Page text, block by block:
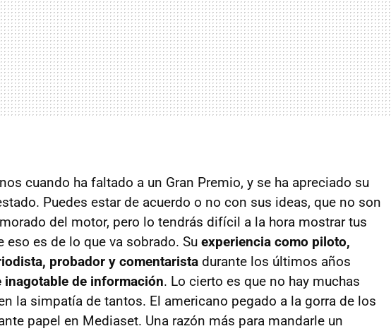
cuando ha faltado a un Gran Premio, y se ha apreciado su
Puedes estar de acuerdo o no con sus ideas, que no son
del motor, pero lo tendrás difícil a la hora mostrar tus
eso es de lo que va sobrado. Su experiencia como piloto,
probador y comentarista durante los últimos años
inagotable de información. Lo cierto es que no hay muchas
la simpatía de tantos. El americano pegado a la gorra de los
papel en Mediaset. Una razón más para mandarle un